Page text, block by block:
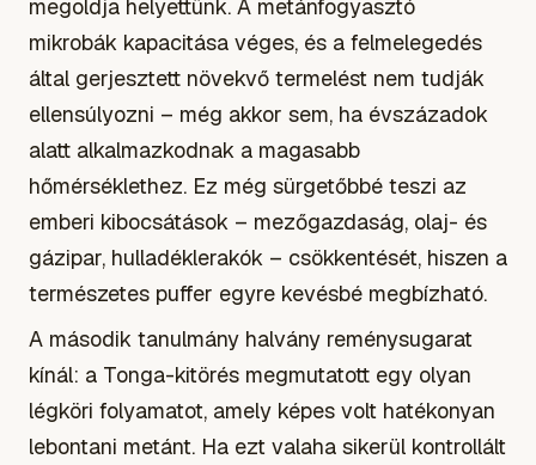
megoldja helyettünk. A metánfogyasztó
mikrobák kapacitása véges, és a felmelegedés
által gerjesztett növekvő termelést nem tudják
ellensúlyozni – még akkor sem, ha évszázadok
alatt alkalmazkodnak a magasabb
hőmérséklethez. Ez még sürgetőbbé teszi az
emberi kibocsátások – mezőgazdaság, olaj- és
gázipar, hulladéklerakók – csökkentését, hiszen a
természetes puffer egyre kevésbé megbízható.
A második tanulmány halvány reménysugarat
kínál: a Tonga-kitörés megmutatott egy olyan
légköri folyamatot, amely képes volt hatékonyan
lebontani metánt. Ha ezt valaha sikerül kontrollált